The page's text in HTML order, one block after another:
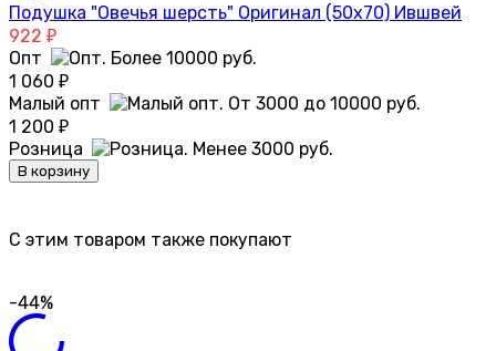
Подушка "Овечья шерсть" Оригинал (50х70) Ившвей
922 ₽
Опт
1 060 ₽
Малый опт
1 200 ₽
Розница
В корзину
C этим товаром также покупают
-44%